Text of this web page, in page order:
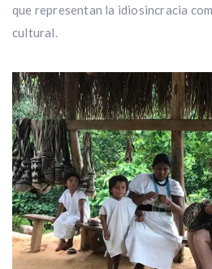
que representan la idiosincracia
cultural.